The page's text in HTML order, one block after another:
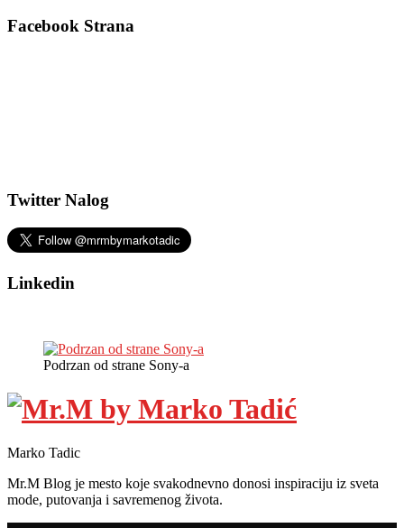
Facebook Strana
Twitter Nalog
Linkedin
Podrzan od strane Sony-a
Marko Tadic
Mr.M Blog je mesto koje svakodnevno donosi inspiraciju iz sveta
mode, putovanja i savremenog života.